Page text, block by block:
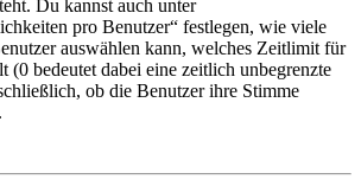
Du kannst auch unter
pro Benutzer“ festlegen, wie viele
auswählen kann, welches Zeitlimit für
(0 bedeutet dabei eine zeitlich unbegrenzte
ob die Benutzer ihre Stimme